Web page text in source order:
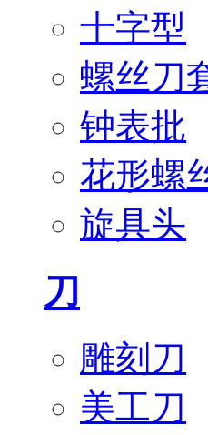
十字型
螺丝刀
钟表批
花形螺
旋具头
刀
雕刻刀
美工刀